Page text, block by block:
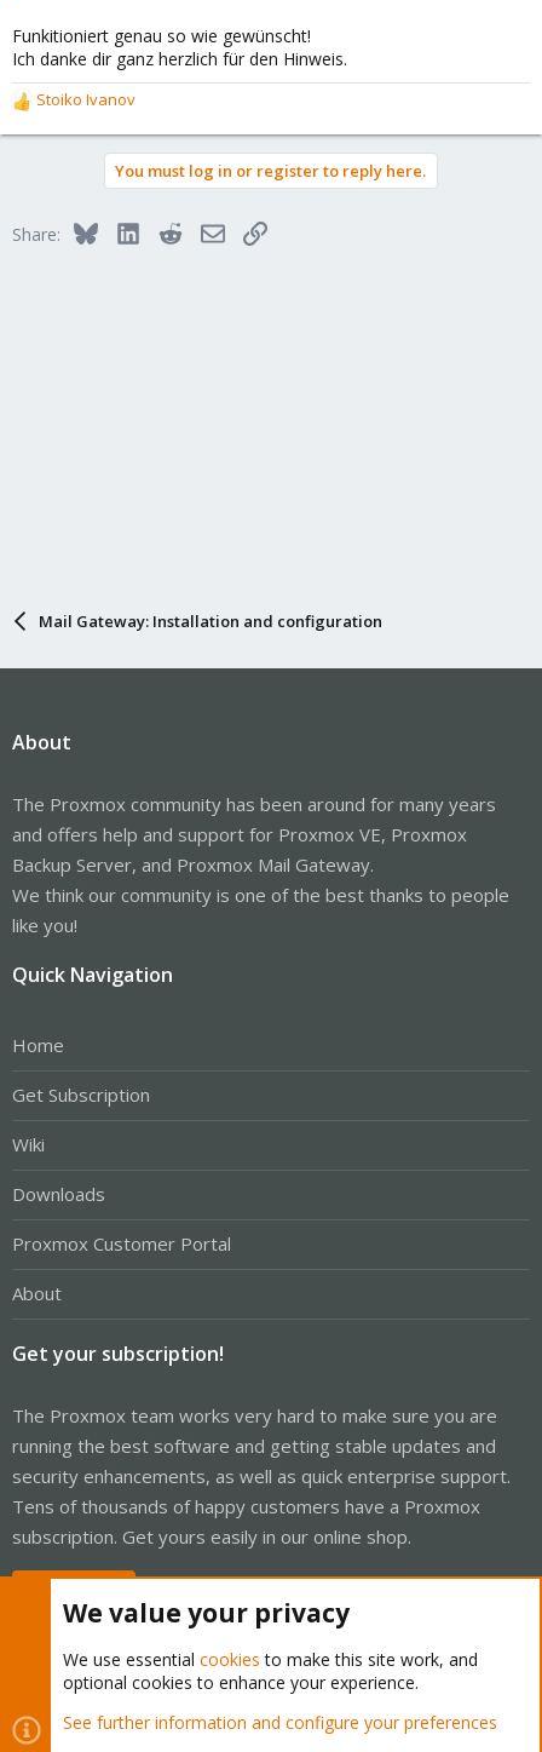
Funkitioniert genau so wie gewünscht!
Ich danke dir ganz herzlich für den Hinweis.
R
e
o
Stoiko Ivanov
You must log in or register to reply here.
Share: BlueskyLinkedInRedditEmailLink
Mail Gateway: Installation and configuration
About
The Proxmox community has been around for many years
and offers help and support for Proxmox VE, Proxmox
Backup Server, and Proxmox Mail Gateway.
We think our community is one of the best thanks to people
like you!
Quick Navigation
Home
Get Subscription
Wiki
Downloads
Proxmox Customer Portal
About
Get your subscription!
The Proxmox team works very hard to make sure you are
running the best software and getting stable updates and
security enhancements, as well as quick enterprise support.
Tens of thousands of happy customers have a Proxmox
subscription. Get yours easily in our online shop.
Cookies
Proxmox Support Forum - Light Mode
We value your privacy
We use essential cookies to make this site work, and
optional cookies to enhance your experience.
See further information and configure your preferences